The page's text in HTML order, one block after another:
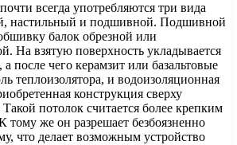
всегда употребляются три вида
настильный и подшивной. Подшивной
балок обрезной или
На взятую поверхность укладывается
после чего керамзит или базальтовые
теплоизолятора, и водоизоляционная
конструкция сверху
потолок считается более крепким
тому же он разрешает безбоязненно
что делает возможным устройство